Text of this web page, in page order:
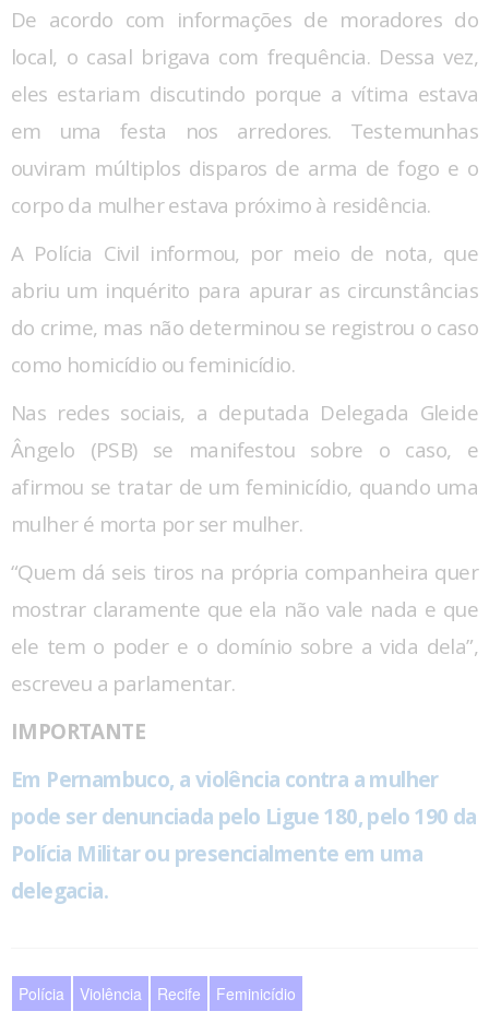
De acordo com informações de moradores do
local, o casal brigava com frequência. Dessa vez,
eles estariam discutindo porque a vítima estava
em uma festa nos arredores. Testemunhas
ouviram múltiplos disparos de arma de fogo e o
corpo da mulher estava próximo à residência.
A Polícia Civil informou, por meio de nota, que
abriu um inquérito para apurar as circunstâncias
do crime, mas não determinou se registrou o caso
como homicídio ou feminicídio.
Nas redes sociais, a deputada Delegada Gleide
Ângelo (PSB) se manifestou sobre o caso, e
afirmou se tratar de um feminicídio, quando uma
mulher é morta por ser mulher.
“Quem dá seis tiros na própria companheira quer
mostrar claramente que ela não vale nada e que
ele tem o poder e o domínio sobre a vida dela”,
escreveu a parlamentar.
IMPORTANTE
Em Pernambuco, a violência contra a mulher
pode ser denunciada pelo Ligue 180, pelo 190 da
Polícia Militar ou presencialmente em uma
delegacia.
Polícia Violência Recife Feminicídio